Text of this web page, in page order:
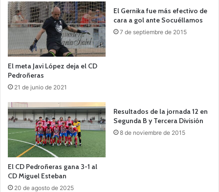
El meta Javi López deja el CD
Pedroñeras
21 de junio de 2021
El Gernika fue más efectivo de
cara a gol ante Socuéllamos
7 de septiembre de 2015
El CD Pedroñeras gana 3-1 al
CD Miguel Esteban
20 de agosto de 2025
Resultados de la jornada 12 en
Segunda B y Tercera División
8 de noviembre de 2015